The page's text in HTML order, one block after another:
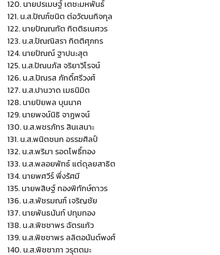
120. นายปรเมษฐ์ เตชะมหพันธ์
121. น.ส.ปัณฑ์ชนิต ต่อวัฒนกิจกุล
122. นายปัณณทัต กิตติธเนศวร
123. น.ส.ปัณณิสรา กิตติศุภกร
124. นายปัณณ์ ฐาปนะสุต
125. น.ส.ปัณนภัส จริยาวิโรจน์
126. น.ส.ปัณรส ภักดิ์ศรีวงศ์
127. น.ส.ปานวาด เมธนิมิต
128. นายปิยพล บุนนาค
129. นายพจน์นิธิ จาฏพจน์
130. น.ส.พชรภัทร สินเสนาะ
131. น.ส.พนิตชนก อรรฆศิลป์
132. น.ส.พริมา รอดโพธิ์ทอง
133. น.ส.พลอยพัทธ์ แต่ดุลยสาธิต
134. นายพศวีร์ พึ่งรัศมี
135. นายพสิษฐ์ ทองพิทักษ์ถาวร
136. น.ส.พัชรมณฑ์ เจริญชัย
137. นายพันธนันท์ ปทุมทอง
138. น.ส.พิชชาพร ฉัตรแก้ว
139. น.ส.พิชชาพร ลลิตอนันต์พงศ์
140. น.ส.พิชชาภา วรุตตมะ